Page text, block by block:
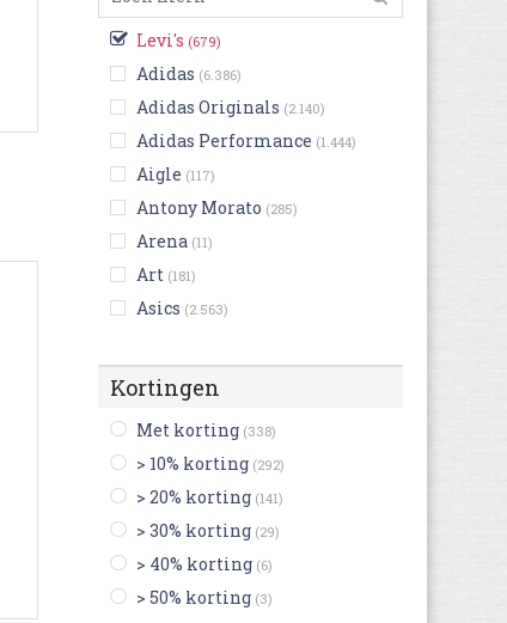
Levi's (679)
Adidas (6.386)
Adidas Originals (2.140)
Adidas Performance (1.444)
Aigle (117)
Antony Morato (285)
Arena (11)
Art (181)
Asics (2.563)
Bensimon
Birkenstock (2.416)
Bisgaard
Björn Borg (37)
Blackstone (337)
British Knights
Buffalo
Kortingen
Met korting (338)
> 10% korting (292)
> 20% korting (141)
> 30% korting (29)
> 40% korting (6)
> 50% korting (3)